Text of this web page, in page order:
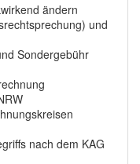
ändern
und
Sondergebühr
nach dem KAG